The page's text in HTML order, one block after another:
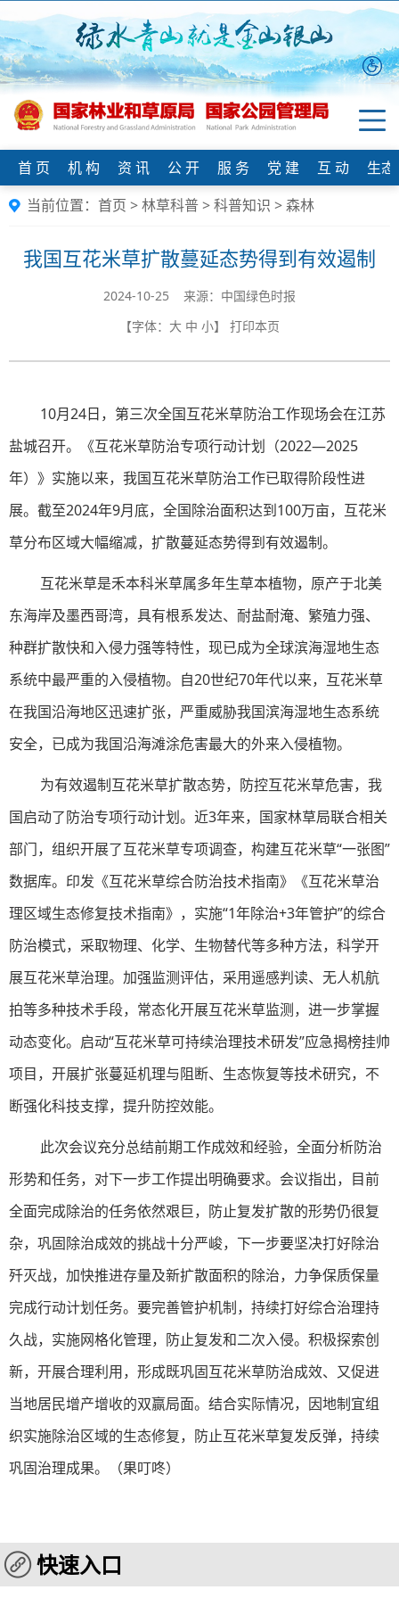
首 页 机 构 资 讯 公 开 服 务 党 建 互 动
生
当前位置： 首页 >林草科普>科普知识 >森林
我国互花米草扩散蔓延态势得到有效遏制
2024-10-25 来源：中国绿色时报
【字体： 大 中 小】 打印本页
10月24日，第三次全国互花米草防治工作现场会在江苏
盐城召开。《互花米草防治专项行动计划（2022—2025
年）》实施以来，我国互花米草防治工作已取得阶段性进
展。截至2024年9月底，全国除治面积达到100万亩，互花米
草分布区域大幅缩减，扩散蔓延态势得到有效遏制。
互花米草是禾本科米草属多年生草本植物，原产于北美
东海岸及墨西哥湾，具有根系发达、耐盐耐淹、繁殖力强、
种群扩散快和入侵力强等特性，现已成为全球滨海湿地生态
系统中最严重的入侵植物。自20世纪70年代以来，互花米草
在我国沿海地区迅速扩张，严重威胁我国滨海湿地生态系统
安全，已成为我国沿海滩涂危害最大的外来入侵植物。
为有效遏制互花米草扩散态势，防控互花米草危害，我
国启动了防治专项行动计划。近3年来，国家林草局联合相关
部门，组织开展了互花米草专项调查，构建互花米草“一张图”
数据库。印发《互花米草综合防治技术指南》《互花米草治
理区域生态修复技术指南》，实施“1年除治+3年管护”的综合
防治模式，采取物理、化学、生物替代等多种方法，科学开
展互花米草治理。加强监测评估，采用遥感判读、无人机航
拍等多种技术手段，常态化开展互花米草监测，进一步掌握
动态变化。启动“互花米草可持续治理技术研发”应急揭榜挂帅
项目，开展扩张蔓延机理与阻断、生态恢复等技术研究，不
断强化科技支撑，提升防控效能。
此次会议充分总结前期工作成效和经验，全面分析防治
形势和任务，对下一步工作提出明确要求。会议指出，目前
全面完成除治的任务依然艰巨，防止复发扩散的形势仍很复
杂，巩固除治成效的挑战十分严峻，下一步要坚决打好除治
歼灭战，加快推进存量及新扩散面积的除治，力争保质保量
完成行动计划任务。要完善管护机制，持续打好综合治理持
久战，实施网格化管理，防止复发和二次入侵。积极探索创
新，开展合理利用，形成既巩固互花米草防治成效、又促进
当地居民增产增收的双赢局面。结合实际情况，因地制宜组
织实施除治区域的生态修复，防止互花米草复发反弹，持续
巩固治理成果。（果叮咚）
快速入口